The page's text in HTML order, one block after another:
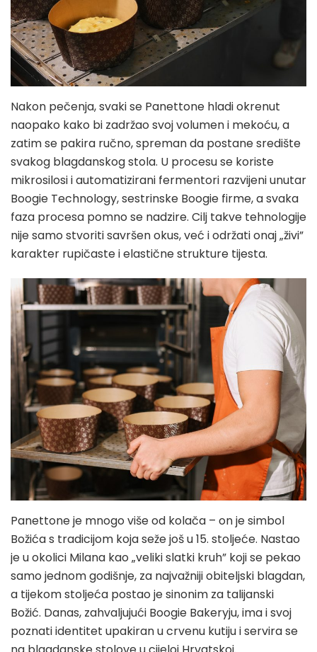
Nakon pečenja, svaki se Panettone hladi okrenut
naopako kako bi zadržao svoj volumen i mekoću, a
zatim se pakira ručno, spreman da postane središte
svakog blagdanskog stola. U procesu se koriste
mikrosilosi i automatizirani fermentori razvijeni unutar
Boogie Technology, sestrinske Boogie firme, a svaka
faza procesa pomno se nadzire. Cilj takve tehnologije
nije samo stvoriti savršen okus, već i održati onaj „živi”
karakter rupičaste i elastične strukture tijesta.
Panettone je mnogo više od kolača – on je simbol
Božića s tradicijom koja seže još u 15. stoljeće. Nastao
je u okolici Milana kao „veliki slatki kruh” koji se pekao
samo jednom godišnje, za najvažniji obiteljski blagdan,
a tijekom stoljeća postao je sinonim za talijanski
Božić. Danas, zahvaljujući Boogie Bakeryju, ima i svoj
poznati identitet upakiran u crvenu kutiju i servira se